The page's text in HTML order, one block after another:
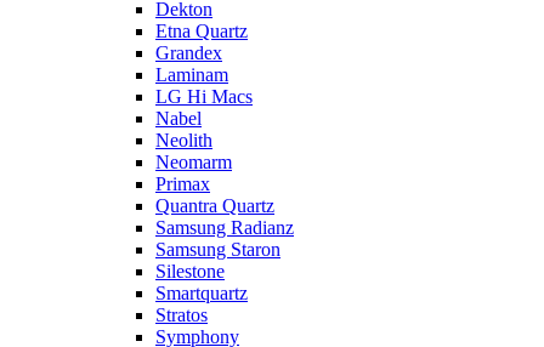
Dekton
Etna Quartz
Grandex
Laminam
LG Hi Macs
Nabel
Neolith
Neomarm
Primax
Quantra Quartz
Samsung Radianz
Samsung Staron
Silestone
Smartquartz
Stratos
Symphony